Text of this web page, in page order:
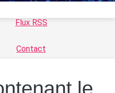
Flux RSS
Contact